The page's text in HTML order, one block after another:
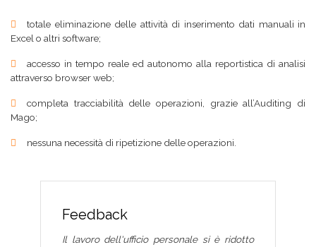
totale eliminazione delle attività di inserimento dati manuali in
Excel o altri software;
accesso in tempo reale ed autonomo alla reportistica di analisi
attraverso browser web;
completa tracciabilità delle operazioni, grazie all’Auditing di
Mago;
nessuna necessità di ripetizione delle operazioni.
Feedback
Il lavoro dell'ufficio personale si è ridotto